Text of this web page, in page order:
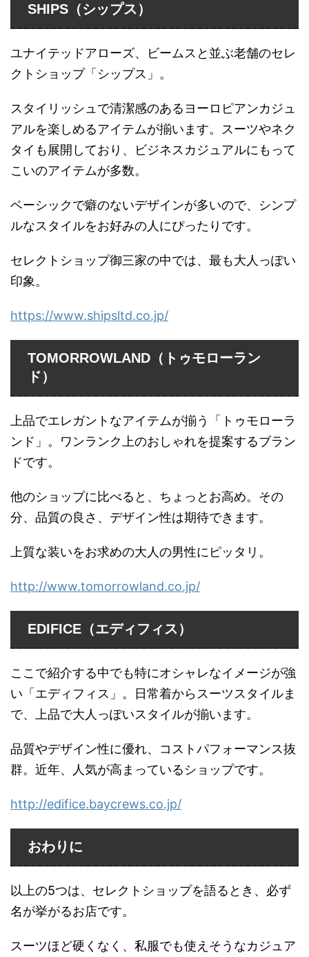
SHIPS（シップス）
ユナイテッドアローズ、ビームスと並ぶ老舗のセレ
クトショップ「シップス」。
スタイリッシュで清潔感のあるヨーロピアンカジュ
アルを楽しめるアイテムが揃います。スーツやネク
タイも展開しており、ビジネスカジュアルにもって
こいのアイテムが多数。
ベーシックで癖のないデザインが多いので、シンプ
ルなスタイルをお好みの人にぴったりです。
セレクトショップ御三家の中では、最も大人っぽい
印象。
https://www.shipsltd.co.jp/
TOMORROWLAND（トゥモローラン
ド）
上品でエレガントなアイテムが揃う「トゥモローラ
ンド」。ワンランク上のおしゃれを提案するブラン
ドです。
他のショップに比べると、ちょっとお高め。その
分、品質の良さ、デザイン性は期待できます。
上質な装いをお求めの大人の男性にピッタリ。
http://www.tomorrowland.co.jp/
EDIFICE（エディフィス）
ここで紹介する中でも特にオシャレなイメージが強
い「エディフィス」。日常着からスーツスタイルま
で、上品で大人っぽいスタイルが揃います。
品質やデザイン性に優れ、コストパフォーマンス抜
群。近年、人気が高まっているショップです。
http://edifice.baycrews.co.jp/
おわりに
以上の5つは、セレクトショップを語るとき、必ず
名が挙がるお店です。
スーツほど硬くなく、私服でも使えそうなカジュア